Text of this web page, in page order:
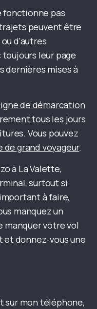
fonctionne pas
peuvent être
d'autres
leur page
dernières mises à
de démarcation
tous les jours
Vous pouvez
de grand voyageur.
à La Valette,
surtout si
à faire,
manquez un
manquer votre vol
et donnez-vous une
sur mon téléphone,